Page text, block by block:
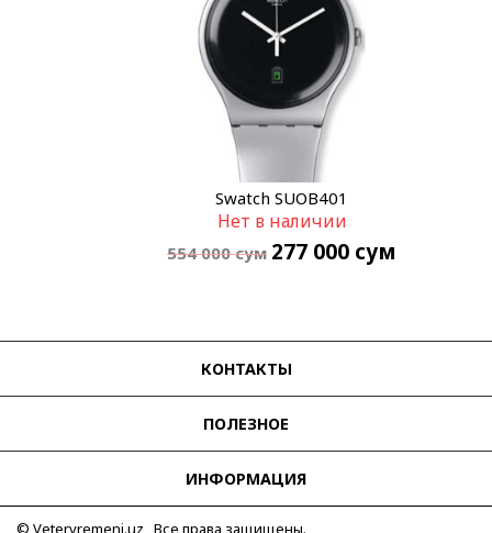
Swatch SUOB401
Нет в наличии
554 000сум 277 000 сум
КОНТАКТЫ
ПОЛЕЗНОЕ
ИНФОРМАЦИЯ
© Vetervremeni.uz Все права защищены.